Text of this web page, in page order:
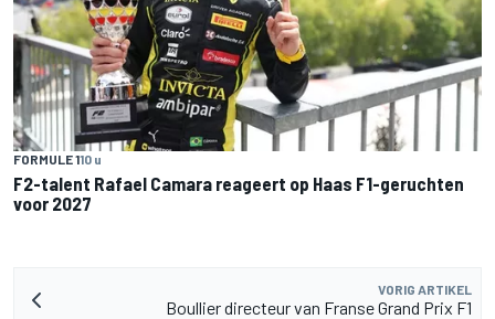
FORMULE 110 u
F2-talent Rafael Camara reageert op Haas F1-geruchten
voor 2027
VORIG ARTIKEL
Boullier directeur van Franse Grand Prix F1